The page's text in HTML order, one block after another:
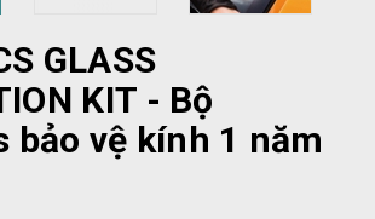
GLASS
KIT - Bộ
bảo vệ kính 1 năm